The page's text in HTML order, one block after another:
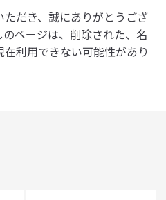
だき、誠にありがとうござ
ページは、削除された、名
利用できない可能性があり